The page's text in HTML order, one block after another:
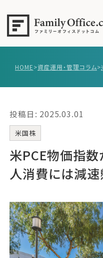
事例紹介
無料講座
コラム
無料ご相談
HOME>資産運用・管理コラム>
投稿日: 2025.03.01
米国株
米PCE物価指数
人消費には減速